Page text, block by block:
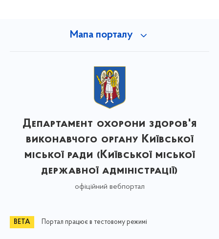
Мапа порталу
Департамент охорони здоров'я
виконавчого органу Київської
міської ради (Київської міської
державної адміністрації)
офіційний вебпортал
Портал працює в тестовому режимі